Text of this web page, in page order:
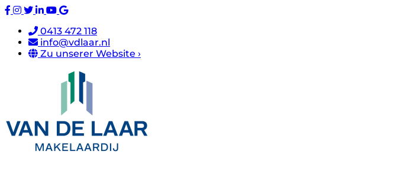
0413 472 118
info@vdlaar.nl
Zu unserer Website ›